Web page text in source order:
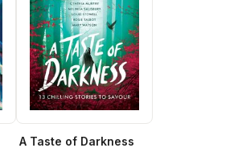
A Taste of Darkness